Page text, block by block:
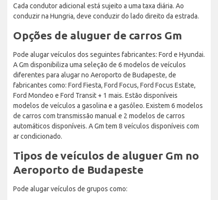
Cada condutor adicional está sujeito a uma taxa diária. Ao
conduzir na Hungria, deve conduzir do lado direito da estrada.
Opções de aluguer de carros Gm
Pode alugar veículos dos seguintes fabricantes: Ford e Hyundai.
A Gm disponibiliza uma seleção de 6 modelos de veículos
diferentes para alugar no Aeroporto de Budapeste, de
fabricantes como: Ford Fiesta, Ford Focus, Ford Focus Estate,
Ford Mondeo e Ford Transit + 1 mais. Estão disponíveis
modelos de veículos a gasolina e a gasóleo. Existem 6 modelos
de carros com transmissão manual e 2 modelos de carros
automáticos disponíveis. A Gm tem 8 veículos disponíveis com
ar condicionado.
Tipos de veículos de aluguer Gm no
Aeroporto de Budapeste
Pode alugar veículos de grupos como: